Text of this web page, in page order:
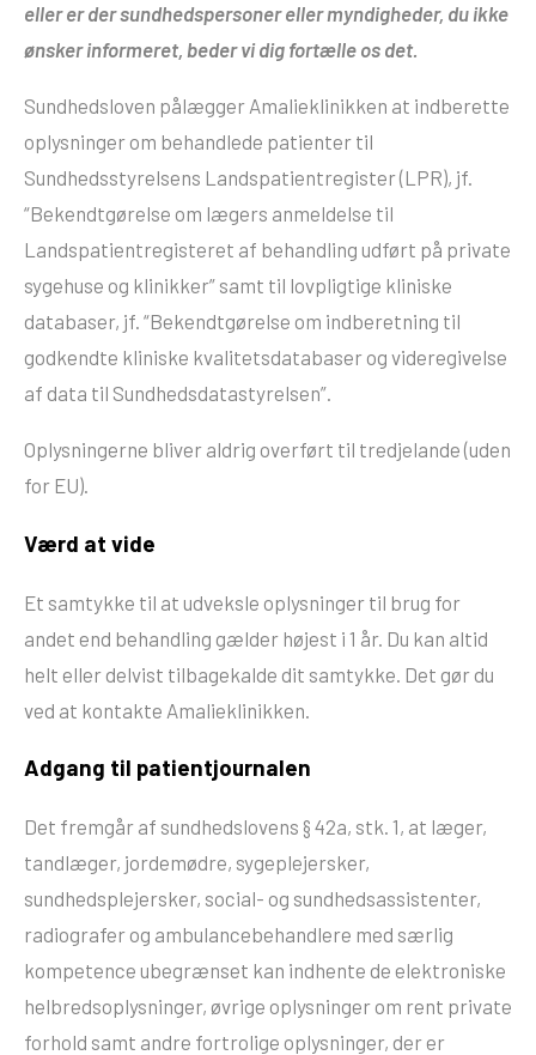
eller er der sundhedspersoner eller myndigheder, du ikke
ønsker informeret, beder vi dig fortælle os det.
Sundhedsloven pålægger Amalieklinikken at indberette
oplysninger om behandlede patienter til
Sundhedsstyrelsens Landspatientregister (LPR), jf.
“Bekendtgørelse om lægers anmeldelse til
Landspatientregisteret af behandling udført på private
sygehuse og klinikker” samt til lovpligtige kliniske
databaser, jf. “Bekendtgørelse om indberetning til
godkendte kliniske kvalitetsdatabaser og videregivelse
af data til Sundhedsdatastyrelsen”.
Oplysningerne bliver aldrig overført til tredjelande (uden
for EU).
Værd at vide
Et samtykke til at udveksle oplysninger til brug for
andet end behandling gælder højest i 1 år. Du kan altid
helt eller delvist tilbagekalde dit samtykke. Det gør du
ved at kontakte Amalieklinikken.
Adgang til patientjournalen
Det fremgår af sundhedslovens § 42a, stk. 1, at læger,
tandlæger, jordemødre, sygeplejersker,
sundhedsplejersker, social- og sundhedsassistenter,
radiografer og ambulancebehandlere med særlig
kompetence ubegrænset kan indhente de elektroniske
helbredsoplysninger, øvrige oplysninger om rent private
forhold samt andre fortrolige oplysninger, der er